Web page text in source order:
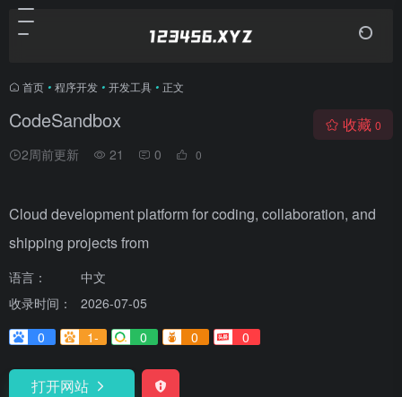
首页 • 程序开发 • 开发工具 • 正文
CodeSandbox
2周前更新 21 0 0
收藏 0
Cloud development platform for coding, collaboration, and
shipping projects from
语言：
中文
收录时间：
2026-07-05
0
1- 0 0 0
打开网站